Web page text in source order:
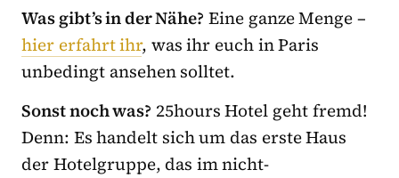
Was gibt’s in der Nähe? Eine ganze Menge –
hier erfahrt ihr, was ihr euch in Paris
unbedingt ansehen solltet.
Sonst noch was? 25hours Hotel geht fremd!
Denn: Es handelt sich um das erste Haus
der Hotelgruppe, das im nicht-